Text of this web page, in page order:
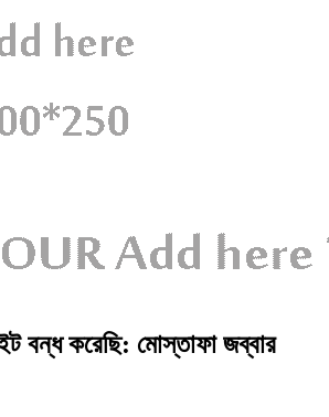
বন্ধ করেছি: মোস্তাফা জব্বার